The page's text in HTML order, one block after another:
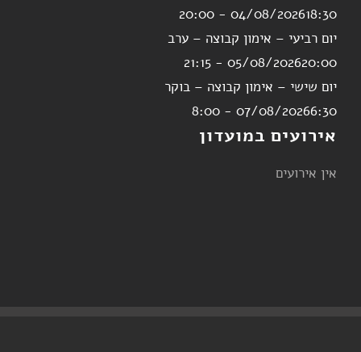
04/08/202618:30 - 20:00
יום רביעי – אימון קבוצה – ערב
05/08/202620:00 - 21:15
יום שישי – אימון קבוצה – בוקר
07/08/20266:30 - 8:00
אירועים במועדון
אין אירועים